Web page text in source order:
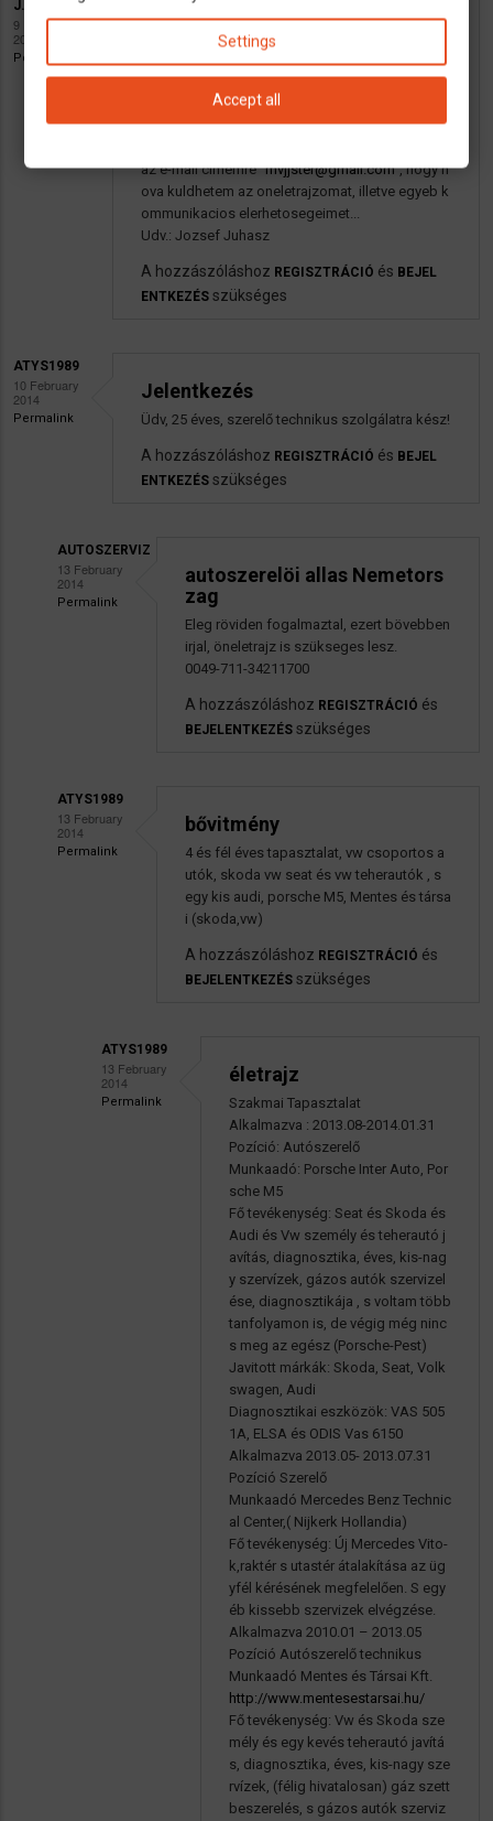
J.JUHASZ
9 February
2014
Permalink
Jelentkezes...
Tisztelt Cimzett,
33 eves, kozlekedesmernok vegzettsegu es 15 e
ves autoszereloi gyakorlattal rendelkezo ferfi va
gyok. Sindelfingenben elek. Amennyiben meg ak
az e-mail cimemre "mvjjster@gmail.com", hogy h
ova kuldhetem az oneletrajzomat, illetve egyeb k
ommunikacios elerhetosegeimet...
Udv.: Jozsef Juhasz
A hozzászóláshoz REGISZTRÁCIÓ és BEJEL
ENTKEZÉS szükséges
ATYS1989
10 February
2014
Permalink
Jelentkezés
Üdv, 25 éves, szerelő technikus szolgálatra kész!
A hozzászóláshoz REGISZTRÁCIÓ és BEJEL
ENTKEZÉS szükséges
AUTOSZERVIZ
13 February
2014
Permalink
autoszerelöi allas Nemetors
zag
Eleg röviden fogalmaztal, ezert bövebben
irjal, öneletrajz is szükseges lesz.
0049-711-34211700
A hozzászóláshoz REGISZTRÁCIÓ és
BEJELENTKEZÉS szükséges
ATYS1989
13 February
2014
Permalink
bővitmény
4 és fél éves tapasztalat, vw csoportos a
utók, skoda vw seat és vw teherautók , s
egy kis audi, porsche M5, Mentes és társa
i (skoda,vw)
A hozzászóláshoz REGISZTRÁCIÓ és
BEJELENTKEZÉS szükséges
ATYS1989
13 February
2014
Permalink
életrajz
Szakmai Tapasztalat
Alkalmazva : 2013.08-2014.01.31
Pozíció: Autószerelő
Munkaadó: Porsche Inter Auto, Por
sche M5
Fő tevékenység: Seat és Skoda és
Audi és Vw személy és teherautó j
avítás, diagnosztika, éves, kis-nag
y szervízek, gázos autók szervizel
ése, diagnosztikája , s voltam több
tanfolyamon is, de végig még ninc
s meg az egész (Porsche-Pest)
Javitott márkák: Skoda, Seat, Volk
swagen, Audi
Diagnosztikai eszközök: VAS 505
1A, ELSA és ODIS Vas 6150
Alkalmazva 2013.05- 2013.07.31
Pozíció Szerelő
Munkaadó Mercedes Benz Technic
al Center,( Nijkerk Hollandia)
Fő tevékenység: Új Mercedes Vito-
k,raktér s utastér átalakítása az üg
yfél kérésének megfelelően. S egy
éb kissebb szervizek elvégzése.
Alkalmazva 2010.01 – 2013.05
Pozíció Autószerelő technikus
Munkaadó Mentes és Társai Kft.
http://www.mentesestarsai.hu/
Fő tevékenység: Vw és Skoda sze
mély és egy kevés teherautó javítá
s, diagnosztika, éves, kis-nagy sze
rvízek, (félig hivatalosan) gáz szett
beszerelés, s gázos autók szerviz
Settings
Accept all